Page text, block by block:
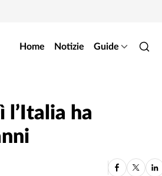
Home Notizie Guide
l’Italia ha